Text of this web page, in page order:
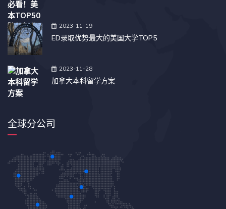
2023-11-19
ED录取优势最大的美国大学TOP5
2023-11-28
加拿大本科留学方案
全球分公司